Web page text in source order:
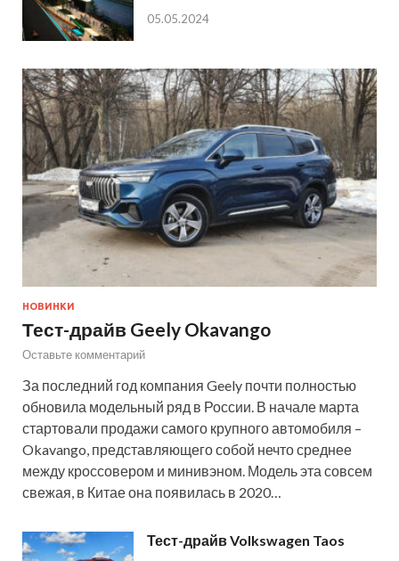
05.05.2024
НОВИНКИ
Тест-драйв Geely Okavango
Оставьте комментарий
За последний год компания Geely почти полностью
обновила модельный ряд в России. В начале марта
стартовали продажи самого крупного автомобиля –
Okavango, представляющего собой нечто среднее
между кроссовером и минивэном. Модель эта совсем
свежая, в Китае она появилась в 2020…
Тест-драйв Volkswagen Taos